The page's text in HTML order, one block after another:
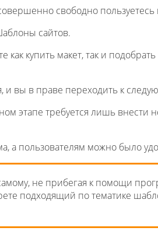
свободно
сайтов.
как купить макет, так и
и вы в праве переходить к
этапе требуется лишь внести
а пользователям можно было
не прибегая к помощи
подходящий по тематике